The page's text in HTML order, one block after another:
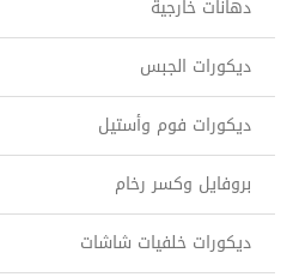
دهانات خارجية
ديكورات الجبس
ديكورات فوم وأستيل
بروفايل وكسر رخام
ديكورات خلفيات شاشات